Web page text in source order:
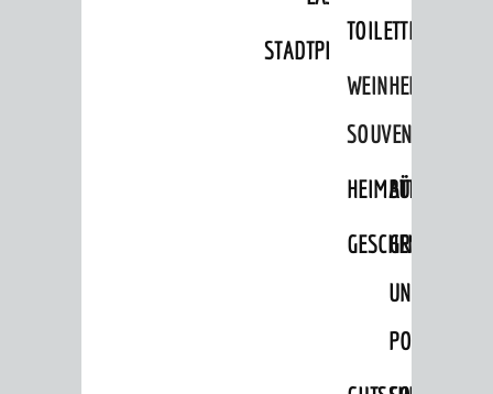
STADTPLAN
TOILETTEN
WEINHEIMER
SOUVENIRS
HEIMATTAGE
BÜCHER
GESCHENKE
GRUSS-
UND
POSTKARTEN